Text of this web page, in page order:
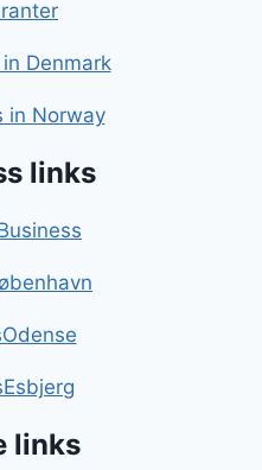
Denmark
in Norway
links
links